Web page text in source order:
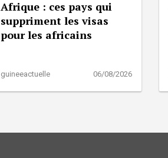
Afrique : ces pays qui
suppriment les visas
pour les africains
guineeactuelle 06/08/2026